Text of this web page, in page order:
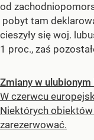
od
pobyt tam
cieszyły się woj.
1 proc., zaś
Zmiany w
W czerwcu
Niektórych
zarezerwować.